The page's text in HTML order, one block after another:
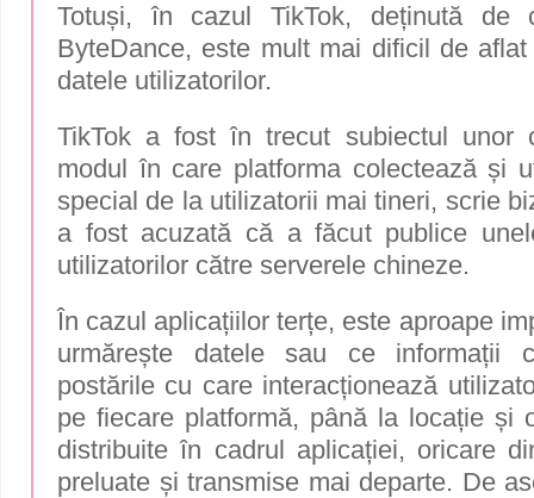
Totuși, în cazul TikTok, deținută de
ByteDance, este mult mai dificil de
datele utilizatorilor.
TikTok a fost în trecut subiectul unor
modul în care platforma colectează și
special de la utilizatorii mai tineri, scrie
a fost acuzată că a făcut publice
utilizatorilor către serverele chineze.
În cazul aplicațiilor terțe, este aproape
urmărește datele sau ce informații
postările cu care interacționează
pe fiecare platformă, până la locație și
distribuite în cadrul aplicației, oricare
preluate și transmise mai departe. De